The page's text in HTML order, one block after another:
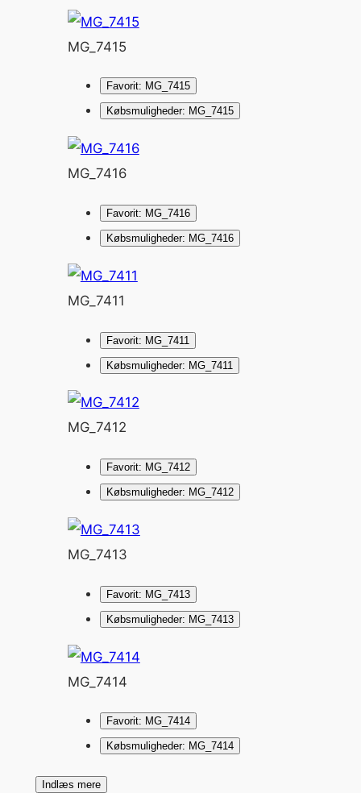
MG_7415
Favorit: MG_7415
Købsmuligheder: MG_7415
MG_7416
Favorit: MG_7416
Købsmuligheder: MG_7416
MG_7411
Favorit: MG_7411
Købsmuligheder: MG_7411
MG_7412
Favorit: MG_7412
Købsmuligheder: MG_7412
MG_7413
Favorit: MG_7413
Købsmuligheder: MG_7413
MG_7414
Favorit: MG_7414
Købsmuligheder: MG_7414
Indlæs mere